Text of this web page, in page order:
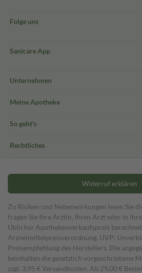
Folge uns
Sanicare App
Unternehmen
Meine Apotheke
So geht's
Rechtliches
Widerruf erklären
Zu Risiken und Nebenwirkungen lesen Sie
fragen Sie Ihre Ärztin, Ihren Arzt oder in
Üblicher Apothekenverkaufspreis
Arzneimittelpreisverordnung. UVP:
Preisempfehlung des Herstellers. Die
beinhalten die gesetzlich vorgeschriebene
zzgl. 3,95 € Versandkosten. Ab 29,00 €